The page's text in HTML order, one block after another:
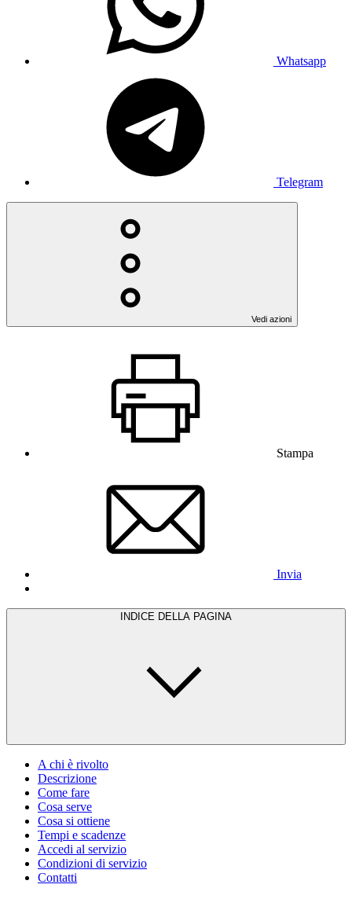
Whatsapp
Telegram
Vedi azioni
Stampa
Invia
INDICE DELLA PAGINA
A chi è rivolto
Descrizione
Come fare
Cosa serve
Cosa si ottiene
Tempi e scadenze
Accedi al servizio
Condizioni di servizio
Contatti